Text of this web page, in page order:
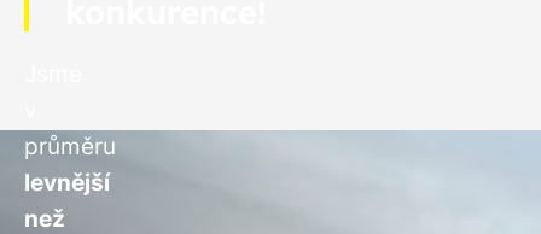
průměru
levnější
než